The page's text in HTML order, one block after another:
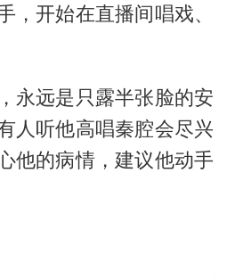
，开始在直播间唱戏、
永远是只露半张脸的安
人听他高唱秦腔会尽兴
他的病情，建议他动手